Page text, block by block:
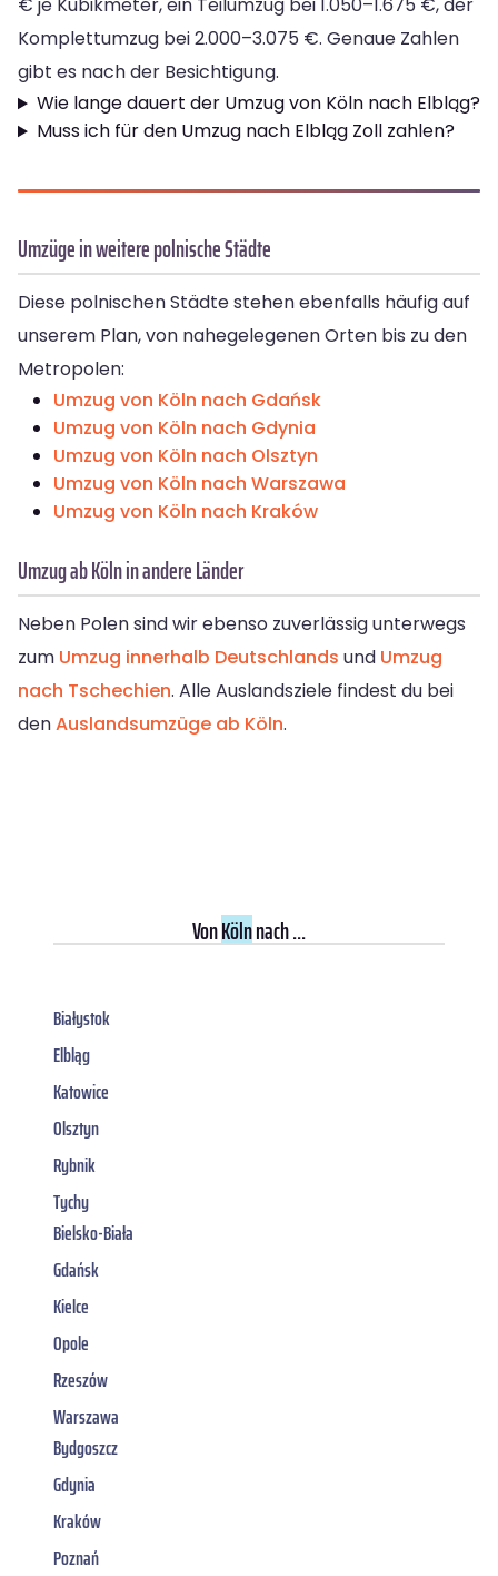
€ je Kubikmeter, ein Teilumzug bei 1.050–1.675 €, der
Komplettumzug bei 2.000–3.075 €. Genaue Zahlen
gibt es nach der Besichtigung.
Wie lange dauert der Umzug von Köln nach Elbląg?
Muss ich für den Umzug nach Elbląg Zoll zahlen?
Umzüge in weitere polnische Städte
Diese polnischen Städte stehen ebenfalls häufig auf
unserem Plan, von nahegelegenen Orten bis zu den
Metropolen:
Umzug von Köln nach Gdańsk
Umzug von Köln nach Gdynia
Umzug von Köln nach Olsztyn
Umzug von Köln nach Warszawa
Umzug von Köln nach Kraków
Umzug ab Köln in andere Länder
Neben Polen sind wir ebenso zuverlässig unterwegs
zum Umzug innerhalb Deutschlands und Umzug
nach Tschechien. Alle Auslandsziele findest du bei
denAuslandsumzüge ab Köln.
VonKölnnach ...
Białystok
Elbląg
Katowice
Olsztyn
Rybnik
Tychy
Bielsko-Biała
Gdańsk
Kielce
Opole
Rzeszów
Warszawa
Bydgoszcz
Gdynia
Kraków
Poznań